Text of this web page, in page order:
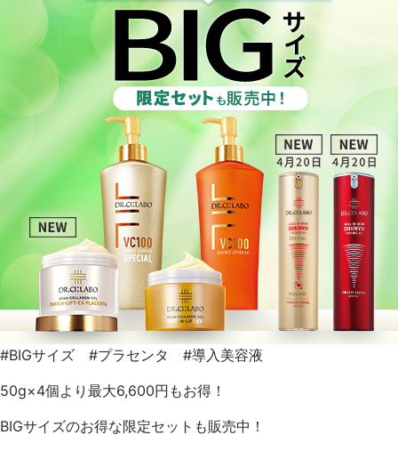
お悩みから探す
くすみ
ゆるみ・ハリ
毛穴・キメ
敏感・肌あれ 日焼け
お悩みから探す TOP
トライアルキット
#BIGサイズ #プラセンタ #導入美容液
50g×4個より最大6,600円もお得！
BIGサイズのお得な限定セットも販売中！